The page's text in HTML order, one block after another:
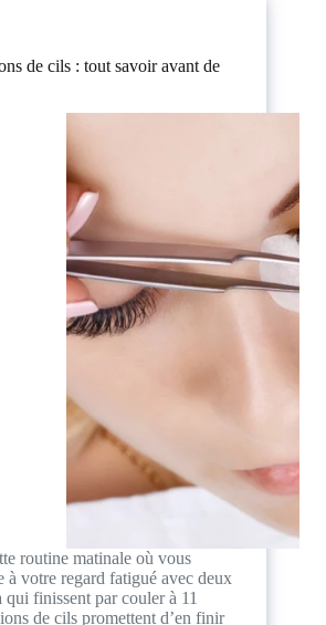
de cils : tout savoir avant de
routine matinale où vous
à votre regard fatigué avec deux
qui finissent par couler à 11
de cils promettent d’en finir